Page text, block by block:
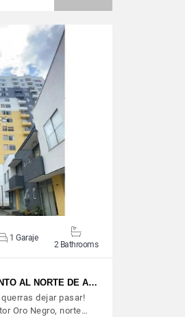
1 Garaje
2 Bathrooms
AL NORTE DE A…
dejar pasar!
Oro Negro, norte…